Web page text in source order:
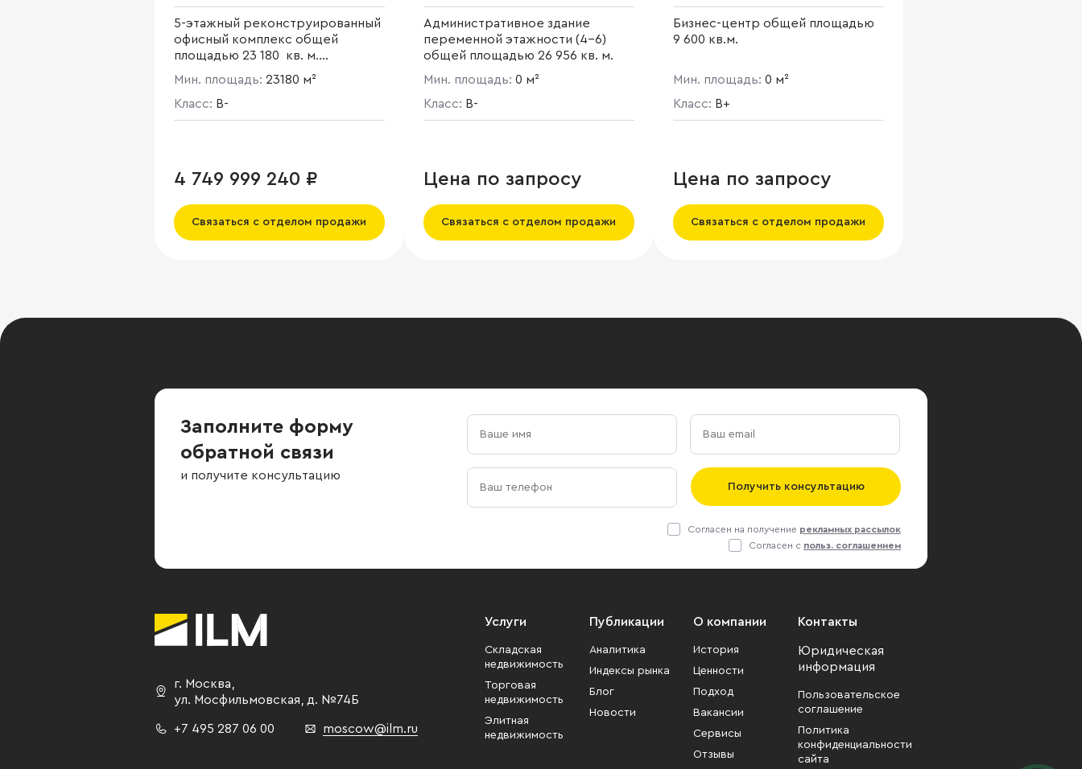
5-этажный реконструированный
офисный комплекс общей
площадью 23 180 кв. м.
Арендуемая площадь составляет
21 193 кв. м. Высота потолков - 3.4
- 5 м.
Мин. площадь: 23180 м²
Класс: B-
4 749 999 240 ₽
Связаться с отделом продажи
Административное здание
переменной этажности (4-6)
общей площадью 26 956 кв. м.
Мин. площадь: 0 м²
Класс: B-
Цена по запросу
Связаться с отделом продажи
Бизнес-центр общей площадью
9 600 кв.м.
Мин. площадь: 0 м²
Класс: B+
Цена по запросу
Связаться с отделом продажи
Заполните форму
обратной связи
и получите консультацию
Получить консультацию
Согласен на получение рекламных рассылок
Согласен с польз. соглашением
г. Москва,
ул. Мосфильмовская, д. №74Б
+7 495 287 06 00 moscow@ilm.ru
Услуги
Складская
недвижимость
Торговая
недвижимость
Элитная
недвижимость
Публикации
Аналитика
Индексы рынка
Блог
Новости
О компании
История
Ценности
Подход
Вакансии
Сервисы
Отзывы
Контакты
Юридическая
информация
Пользовательское
соглашение
Политика
конфиденциальности
сайта